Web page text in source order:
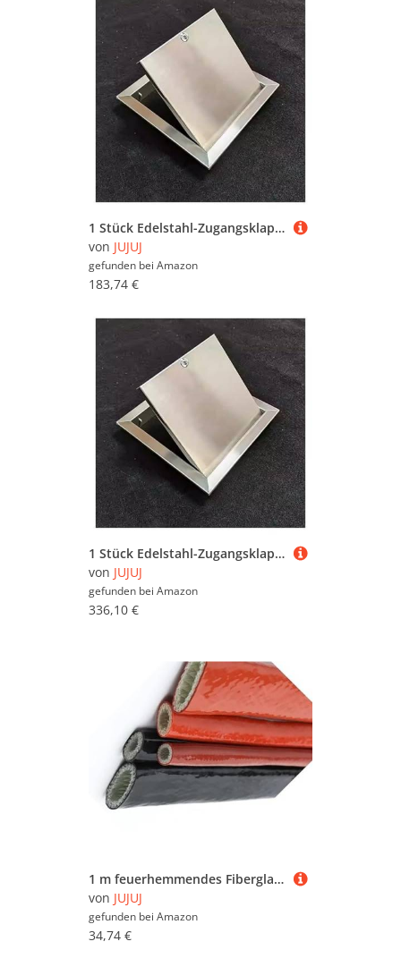
1 Stück Edelstahl-Zugangsklappe mit Schloss – langlebige Zugangstür mit Drehschloss for einfache Wartung und Installation(18x20in)
von JUJUJ
gefunden bei Amazon
183,74 €
1 Stück Edelstahl-Zugangsklappe mit Schloss – langlebige Zugangstür mit Drehschloss for einfache Wartung und Installation(28x34in)
von JUJUJ
gefunden bei Amazon
336,10 €
1 m feuerhemmendes Fiberglasrohr – silikonbeschichteter geflochtener Schlauch for Leitungen und Kabel, hitzebeständig bis 300 °C(Black,8mm)
von JUJUJ
gefunden bei Amazon
34,74 €